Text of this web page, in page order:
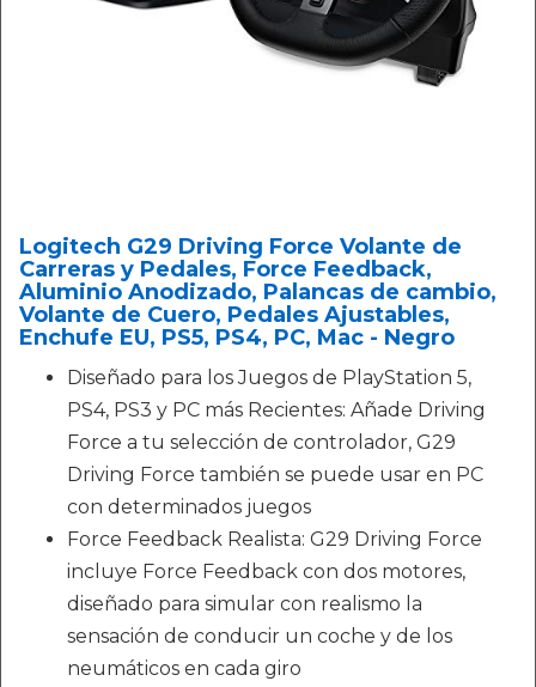
Logitech G29 Driving Force Volante de
Carreras y Pedales, Force Feedback,
Aluminio Anodizado, Palancas de cambio,
Volante de Cuero, Pedales Ajustables,
Enchufe EU, PS5, PS4, PC, Mac - Negro
Diseñado para los Juegos de PlayStation 5,
PS4, PS3 y PC más Recientes: Añade Driving
Force a tu selección de controlador, G29
Driving Force también se puede usar en PC
con determinados juegos
Force Feedback Realista: G29 Driving Force
incluye Force Feedback con dos motores,
diseñado para simular con realismo la
sensación de conducir un coche y de los
neumáticos en cada giro